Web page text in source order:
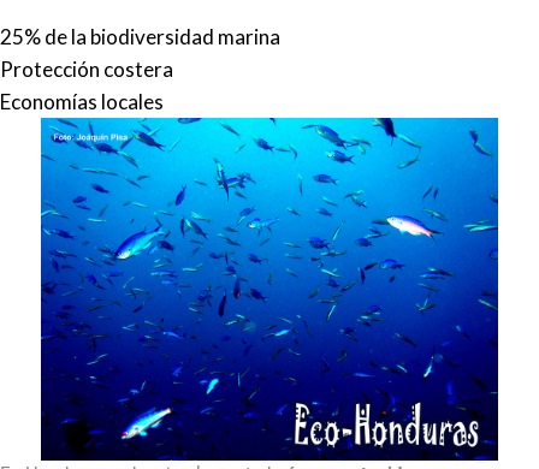
25% de la biodiversidad marina
Protección costera
Economías locales